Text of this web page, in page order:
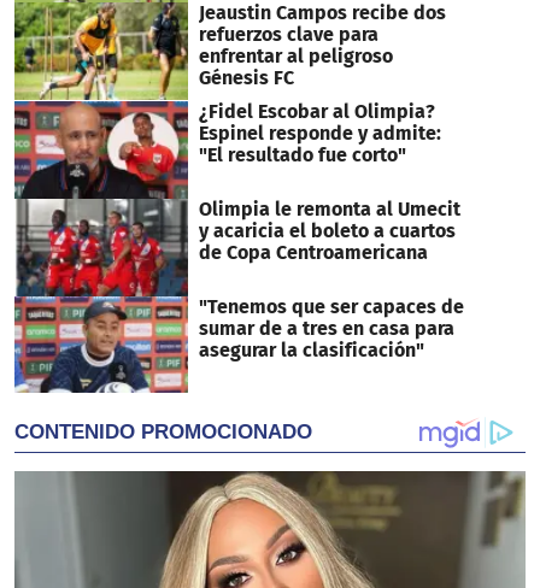
Jeaustin Campos recibe dos
refuerzos clave para
enfrentar al peligroso
Génesis FC
¿Fidel Escobar al Olimpia?
Espinel responde y admite:
"El resultado fue corto"
Olimpia le remonta al Umecit
y acaricia el boleto a cuartos
de Copa Centroamericana
"Tenemos que ser capaces de
sumar de a tres en casa para
asegurar la clasificación"